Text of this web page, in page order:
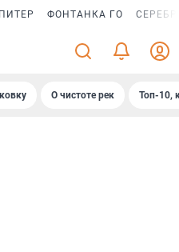
ФОНТАНКА ГО
О чистоте рек Топ-10,